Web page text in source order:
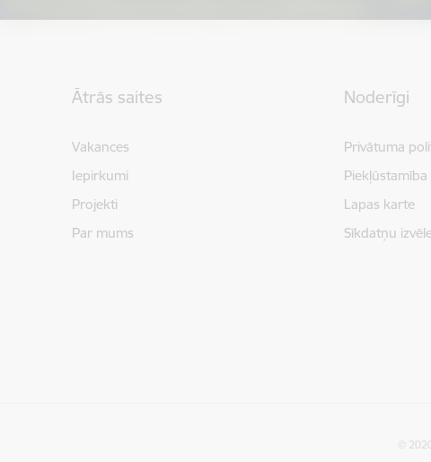
Ātrās saites
Vakances
Iepirkumi
Projekti
Par mums
Noderīgi
Privātuma
Piekļūstamība
Lapas karte
Sīkdatņu
©